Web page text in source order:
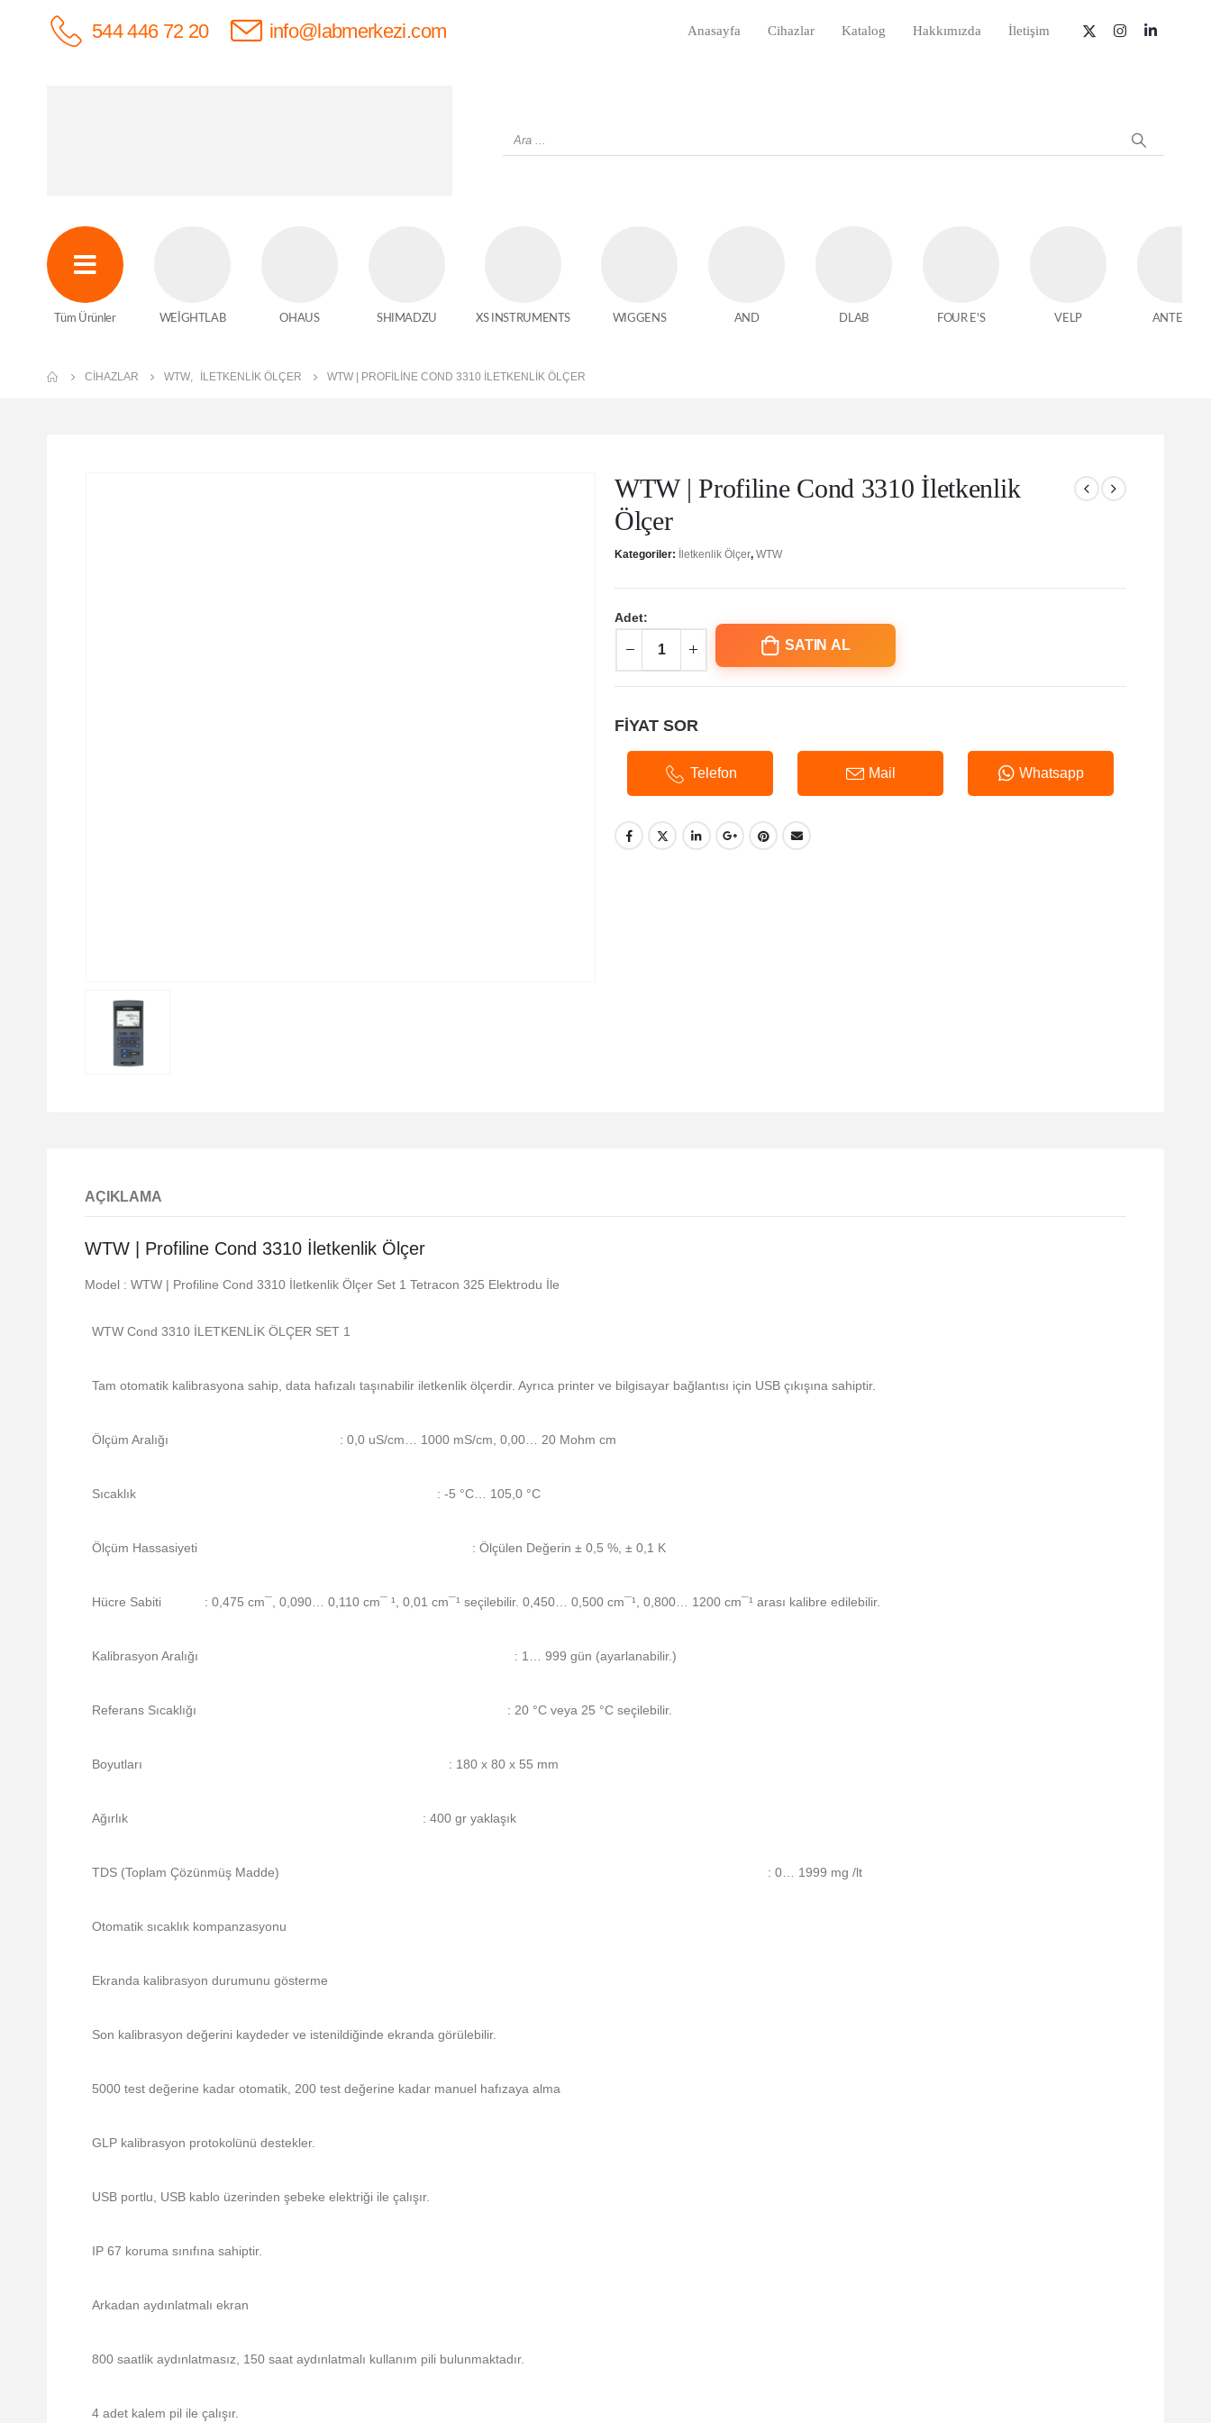
info@labmerkezi.com
544 446 72 20 Anasayfa Cihazlar Katalog Hakkımızda İletişim
Tüm Ürünler WEİGHTLAB OHAUS SHIMADZU XS INSTRUMENTS WIGGENS AND DLAB FOUR E'S VELP ANTECH
CIHAZLAR WTW İLETKENLIK ÖLÇER WTW | PROFILINE COND 3310 İLETKENLIK ÖLÇER
WTW | Profiline Cond 3310 İletkenlik
Ölçer
Kategoriler: İletkenlik Ölçer, WTW
Adet:
SATIN AL
FİYAT SOR
Telefon Mail Whatsapp
AÇIKLAMA
WTW | Profiline Cond 3310 İletkenlik Ölçer
Model : WTW | Profiline Cond 3310 İletkenlik Ölçer Set 1 Tetracon 325 Elektrodu İle
WTW Cond 3310 İLETKENLİK ÖLÇER SET 1
Tam otomatik kalibrasyona sahip, data hafızalı taşınabilir iletkenlik ölçerdir. Ayrıca printer ve bilgisayar bağlantısı için USB çıkışına sahiptir.
Ölçüm Aralığı : 0,0 uS/cm… 1000 mS/cm, 0,00… 20 Mohm cm
Sıcaklık : -5 °C… 105,0 °C
Ölçüm Hassasiyeti : Ölçülen Değerin ± 0,5 %, ± 0,1 K
Hücre Sabiti : 0,475 cm¯, 0,090… 0,110 cm¯ ¹, 0,01 cm¯¹ seçilebilir. 0,450… 0,500 cm¯¹, 0,800… 1200 cm¯¹ arası kalibre edilebilir.
Kalibrasyon Aralığı : 1… 999 gün (ayarlanabilir.)
Referans Sıcaklığı : 20 °C veya 25 °C seçilebilir.
Boyutları : 180 x 80 x 55 mm
Ağırlık : 400 gr yaklaşık
TDS (Toplam Çözünmüş Madde) : 0… 1999 mg /lt
Otomatik sıcaklık kompanzasyonu
Ekranda kalibrasyon durumunu gösterme
Son kalibrasyon değerini kaydeder ve istenildiğinde ekranda görülebilir.
5000 test değerine kadar otomatik, 200 test değerine kadar manuel hafızaya alma
GLP kalibrasyon protokolünü destekler.
USB portlu, USB kablo üzerinden şebeke elektriği ile çalışır.
IP 67 koruma sınıfına sahiptir.
Arkadan aydınlatmalı ekran
800 saatlik aydınlatmasız, 150 saat aydınlatmalı kullanım pili bulunmaktadır.
4 adet kalem pil ile çalışır.